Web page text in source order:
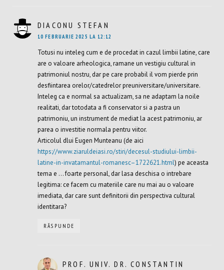
DIACONU STEFAN
10 FEBRUARIE 2025 LA 12:12
Totusi nu inteleg cum e de procedat in cazul limbii latine, care
are o valoare arheologica, ramane un vestigiu cultural in
patrimoniul nostru, dar pe care probabil il vom pierde prin
desfiintarea orelor/catedrelor preuniversitare/universitare.
Inteleg ca e normal sa actualizam, sa ne adaptam la noile
realitati, dar totodata a fi conservator si a pastra un
patrimoniu, un instrument de mediat la acest patrimoniu, ar
parea o investitie normala pentru viitor.
Articolul dlui Eugen Munteanu (de aici
https://www.ziaruldeiasi.ro/stiri/decesul-studiului-limbii-
latine-in-invatamantul-romanesc–1722621.html) pe aceasta
tema e … foarte personal, dar lasa deschisa o intrebare
legitima: ce facem cu materiile care nu mai au o valoare
imediata, dar care sunt definitorii din perspectiva cultural
identitara?
RĂSPUNDE
PROF. UNIV. DR. CONSTANTIN